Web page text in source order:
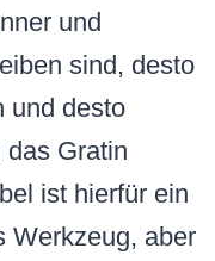
und
sind, desto
und desto
Gratin
ist hierfür ein
Werkzeug, aber